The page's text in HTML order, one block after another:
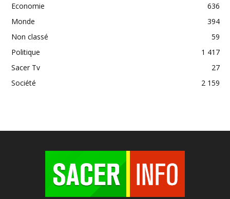
Economie
636
Monde
394
Non classé
59
Politique
1 417
Sacer Tv
27
Société
2 159